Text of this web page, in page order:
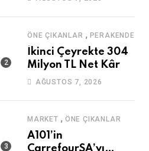
ÖNE ÇIKANLAR , PERAKENDE
İkinci Çeyrekte 304
Milyon TL Net Kâr
AĞUSTOS 7, 2026
MARKET , ÖNE ÇIKANLAR
A101’in
CarrefourSA’yı